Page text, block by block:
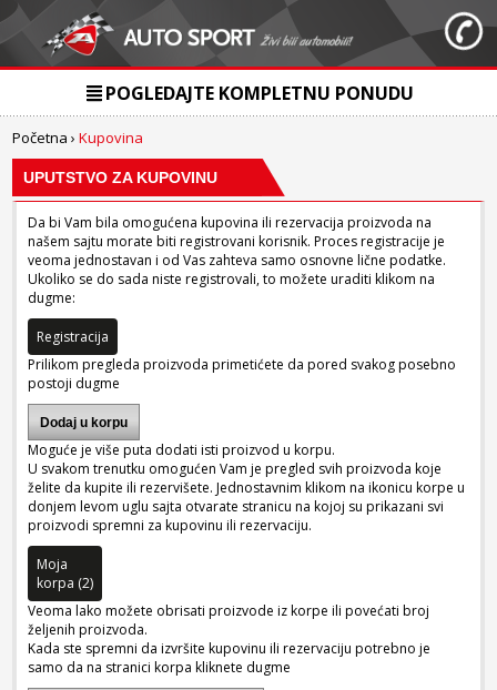
POGLEDAJTE KOMPLETNU PONUDU
Početna ›Kupovina
UPUTSTVO ZA KUPOVINU
Da bi Vam bila omogućena kupovina ili rezervacija proizvoda na
našem sajtu morate biti registrovani korisnik. Proces registracije je
veoma jednostavan i od Vas zahteva samo osnovne lične podatke.
Ukoliko se do sada niste registrovali, to možete uraditi klikom na
dugme:
Registracija
Prilikom pregleda proizvoda primetićete da pored svakog posebno
postoji dugme
Dodaj u korpu
Moguće je više puta dodati isti proizvod u korpu.
U svakom trenutku omogućen Vam je pregled svih proizvoda koje
želite da kupite ili rezervišete. Jednostavnim klikom na ikonicu korpe u
donjem levom uglu sajta otvarate stranicu na kojoj su prikazani svi
proizvodi spremni za kupovinu ili rezervaciju.
Moja
korpa (2)
Veoma lako možete obrisati proizvode iz korpe ili povećati broj
željenih proizvoda.
Kada ste spremni da izvršite kupovinu ili rezervaciju potrebno je
samo da na stranici korpa kliknete dugme